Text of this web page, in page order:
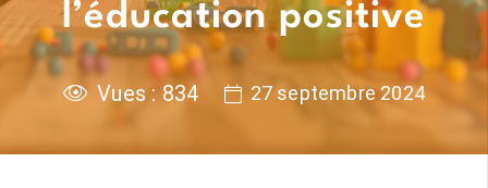
l’éducation positive
Vues : 834 27 septembre 2024